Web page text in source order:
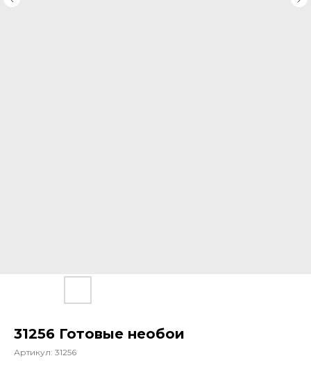
31256 Готовые необои
Артикул: 31256